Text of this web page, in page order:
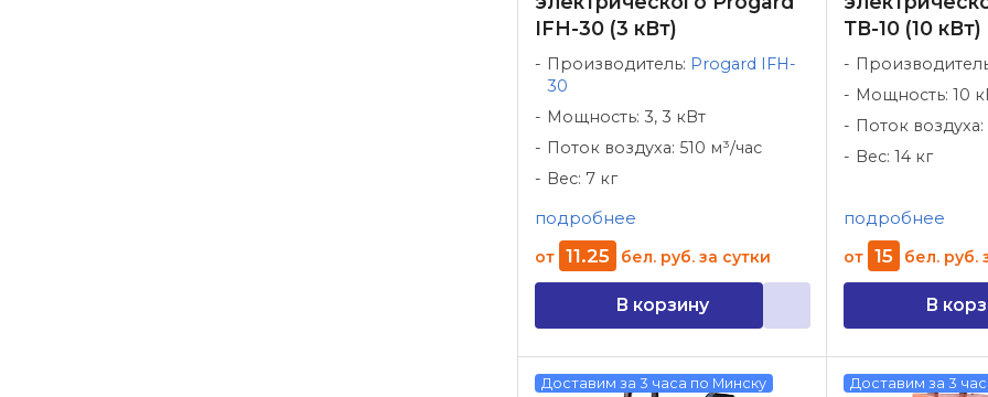
IFH-30 (3 кВт)
Производитель: Progard IFH-
30
Мощность: 3, 3 кВт
Поток воздуха: 510 м³/час
Вес: 7 кг
подробнее
от 11.25 бел. руб. за сутки
В корзину
ТВ-10 (10 кВт)
Мощность: 10
Поток
Вес: 14 кг
подробнее
от 15 бел. руб.
В
Доставим за 3 часа по Минску Доставим за 3